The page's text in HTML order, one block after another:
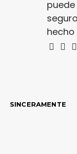
SINCERAMENTE